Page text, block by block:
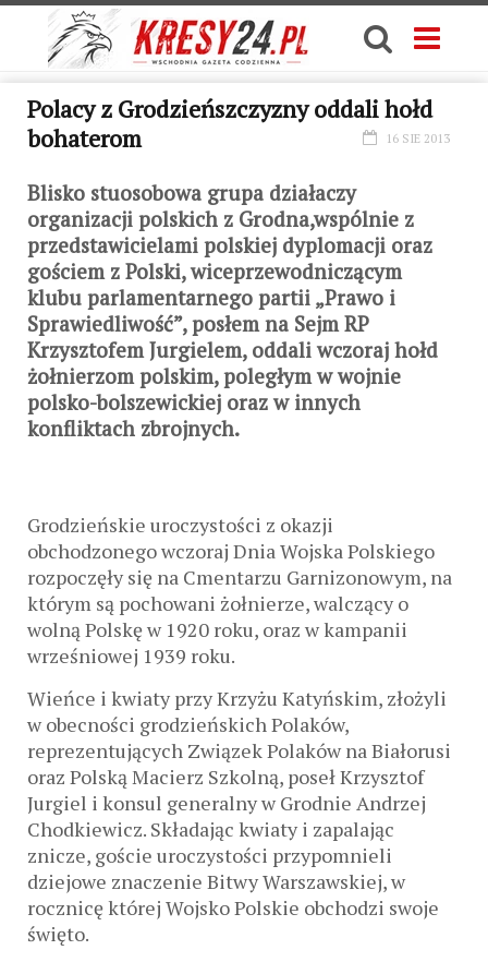
Polacy z Grodzieńszczyzny oddali hołd
bohaterom
16 SIE 2013
Blisko stuosobowa grupa działaczy
organizacji polskich z Grodna,wspólnie z
przedstawicielami polskiej dyplomacji oraz
gościem z Polski, wiceprzewodniczącym
klubu parlamentarnego partii „Prawo i
Sprawiedliwość”, posłem na Sejm RP
Krzysztofem Jurgielem, oddali wczoraj hołd
żołnierzom polskim, poległym w wojnie
polsko-bolszewickiej oraz w innych
konfliktach zbrojnych.
Grodzieńskie uroczystości z okazji
obchodzonego wczoraj Dnia Wojska Polskiego
rozpoczęły się na Cmentarzu Garnizonowym, na
którym są pochowani żołnierze, walczący o
wolną Polskę w 1920 roku, oraz w kampanii
wrześniowej 1939 roku.
Wieńce i kwiaty przy Krzyżu Katyńskim, złożyli
w obecności grodzieńskich Polaków,
reprezentujących Związek Polaków na Białorusi
oraz Polską Macierz Szkolną, poseł Krzysztof
Jurgiel i konsul generalny w Grodnie Andrzej
Chodkiewicz. Składając kwiaty i zapalając
znicze, goście uroczystości przypomnieli
dziejowe znaczenie Bitwy Warszawskiej, w
rocznicę której Wojsko Polskie obchodzi swoje
święto.